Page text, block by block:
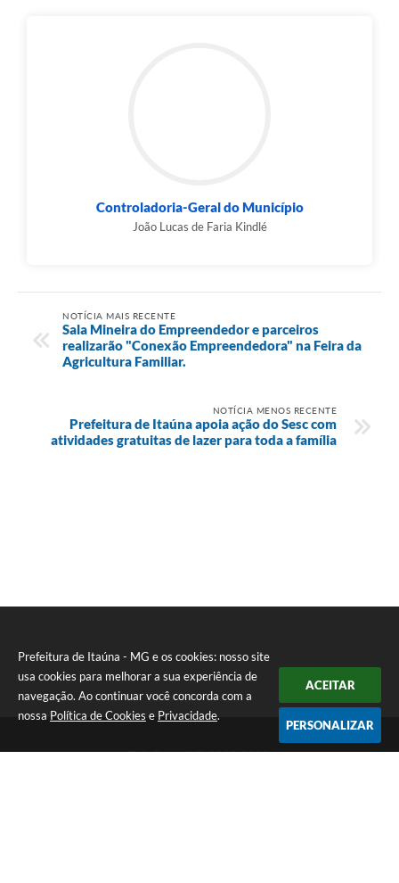
Prefeitura de Itaúna - MG e os cookies: nosso site
usa cookies para melhorar a sua experiência de
navegação. Ao continuar você concorda com a
nossa Política de Cookies e Privacidade.
ACEITAR
PERSONALIZAR
Controladoria-Geral do Município
João Lucas de Faria Kindlé
NOTÍCIA MAIS RECENTE
Sala Mineira do Empreendedor e parceiros
realizarão "Conexão Empreendedora" na Feira da
Agricultura Familiar.
NOTÍCIA MENOS RECENTE
Prefeitura de Itaúna apoia ação do Sesc com
atividades gratuitas de lazer para toda a família
Telefone: (37) 3249-9500